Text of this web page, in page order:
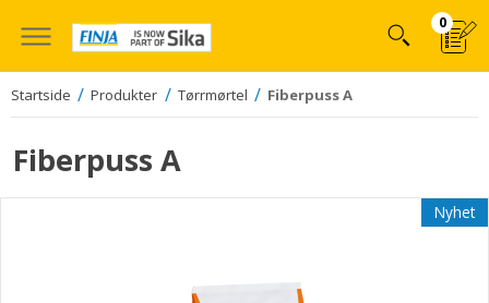
innehÃ¥llet
0
Startside Produkter Tørrmørtel Fiberpuss A
Fiberpuss A
Nyhet